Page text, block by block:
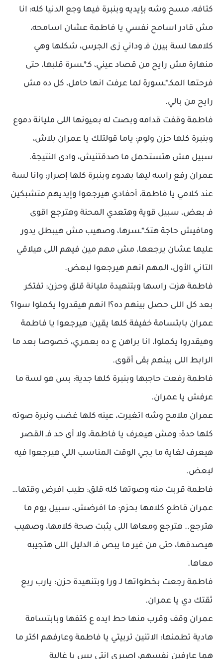
كتافه، مسح وشه بإيديه وبنبرة فيها وجع الدنيا كله: انا
مش قادر اسامح نفسي يا فاطمة عشان اسامحه،
كلامها لسة بيرن فـ وداني زى الجرس، شكلها وهي
منهارة مش رايح من قصاد عيني، كـ*ـسرة قلبها، حتى
فرحتها المكـ*ـسورة لما عرفت انها حامل، كل ده مش
رايح من بالي.
فاطمة وقفت قدامه وبصت له بعيونها اللى مليانة دموع
وبنبرة كلها حزن ولوم: ياما قولتلك يا عمران بلاش،
سبيل مش هتستحمل ما صدقتنيش، وادى النتيجة.
عمران رفع راسه ليها بهدوء وبنبرة كلها إصرار: وانا لسة
عند كلامي يا فاطمة، أحفادي هيرجعوا وإيديهم متشبكين
فـ بعض، سبيل قوية وهتعدي المحنة وهترجع اقوى
ومافيش حاجة هتكـ*ـسرها، وصهيب مش هيبطل يدور
عليها عشان يرجعها، مش مهم مين فيهم اللى هيلاقي
التاني الأول، المهم انهم هيرجعوا لبعض.
فاطمة هزت راسها وبتنهيدة مليانة قلق وحزن: تفتكر
بعد كل اللى حصل بينهم ده؟! انهم هيقدروا يكملوا سوا؟
عمران بابتسامة خفيفة كلها يقين: هيرجعوا يا فاطمة
وهيقدروا يكملوا، انا براهن ع ده بعمري، خصوصا بعد ما
الرابط اللى بينهم بقى أقوى.
فاطمة رفعت حاجبها وبنبرة كلها جدية: بس هو لسة ما
عرفش يا عمران.
عمران ملامح وشه اتغيرت، عينه كلها غضب ونبرة صوته
كلها حدة: ومش هيعرف يا فاطمة، ولا أى حد فـ القصر
هيعرف لغاية ما يجي الوقت المناسب اللي هيرجعوا فيه
لبعض.
فاطمة قربت منه وصوتها كله قلق: طيب افرض وقتها…
عمران قاطع كلامها بحزم: ما افرضش، سبيل يوم ما
هترجع.. هترجع ومعاها اللى يثبت صحة كلامها، وصهيب
هيصدقها، حتى من غير ما يبص فـ الدليل اللى هتجيبه
معاها.
فاطمة رجعت بخطواتها لـ ورا وبتنهيدة حزن: يارب ربع
ثقتك دي يا عمران.
عمران وقف وقرب منها حط ايده ع كتفها وبابتسامة
هادية تطمنها: الاتنين تربيتي يا فاطمة وعارفهم اكتر ما
هما عارفين نفسهم، اصبري انتي بس يا غالية